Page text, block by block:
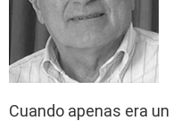
Cuando apenas era